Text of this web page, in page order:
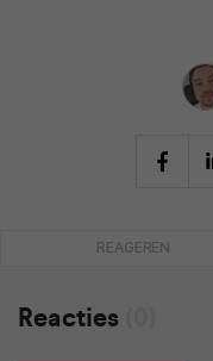
REAGEREN
Reacties